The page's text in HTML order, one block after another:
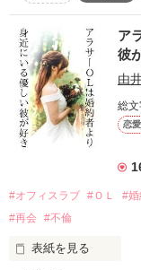
200文字でゾッ
スターツ出版小
賞」野いちご！会場
その他の条件
｢乃愛が好きだ｣
それでは今日のテス
「このテストのルー
☑ 最初に思いついた
☑ 見えているものが
☑ 「知ってる」だけ
ホラー・オカルト47
ア
彼
由
総
恋
#オフィスラブ #ＯＬ #
#再会 #不倫
表紙を見る